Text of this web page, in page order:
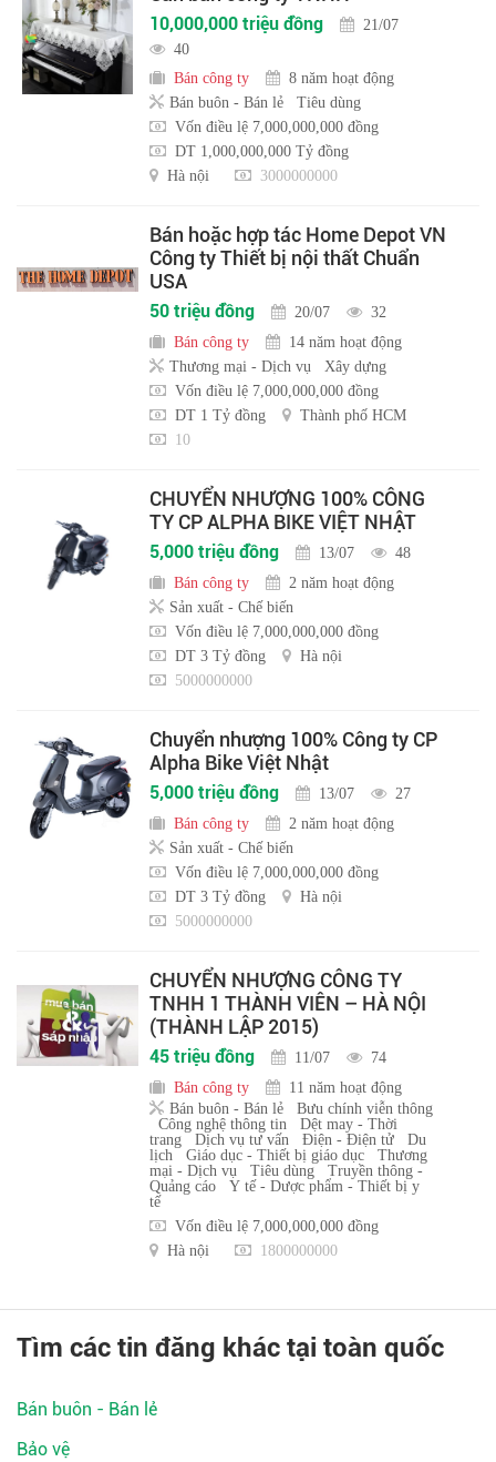
10,000,000 triệu đồng
21/07
40
Bán công ty
8 năm hoạt động
Bán buôn - Bán lẻ
Tiêu dùng
Vốn điều lệ 7,000,000,000 đồng
DT 1,000,000,000 Tỷ đồng
Hà nội
3000000000
Bán hoặc hợp tác Home Depot VN
Công ty Thiết bị nội thất Chuẩn
USA
50 triệu đồng 20/07
32
Bán công ty
14 năm hoạt động
Thương mại - Dịch vụ
Xây dựng
Vốn điều lệ 7,000,000,000 đồng
DT 1 Tỷ đồng
Thành phố HCM
10
CHUYỂN NHƯỢNG 100% CÔNG
TY CP ALPHA BIKE VIỆT NHẬT
5,000 triệu đồng 13/07
48
Bán công ty
2 năm hoạt động
Sản xuất - Chế biến
Vốn điều lệ 7,000,000,000 đồng
DT 3 Tỷ đồng
Hà nội
5000000000
Chuyển nhượng 100% Công ty CP
Alpha Bike Việt Nhật
5,000 triệu đồng 13/07
27
Bán công ty
2 năm hoạt động
Sản xuất - Chế biến
Vốn điều lệ 7,000,000,000 đồng
DT 3 Tỷ đồng
Hà nội
5000000000
CHUYỂN NHƯỢNG CÔNG TY
TNHH 1 THÀNH VIÊN – HÀ NỘI
(THÀNH LẬP 2015)
45 triệu đồng 11/07
74
Bán công ty
11 năm hoạt động
Bán buôn - Bán lẻ
Bưu chính viễn thông
Công nghệ thông tin
Dệt may - Thời
trang
Dịch vụ tư vấn Điện - Điện tử
Du
lịch
Giáo dục - Thiết bị giáo dục
Thương
mại - Dịch vụ
Tiêu dùng
Truyền thông -
Quảng cáo
Y tế - Dược phẩm - Thiết bị y
tế
Vốn điều lệ 7,000,000,000 đồng
Hà nội
1800000000
Tìm các tin đăng khác tại toàn quốc
Bán buôn - Bán lẻ
Bảo vệ